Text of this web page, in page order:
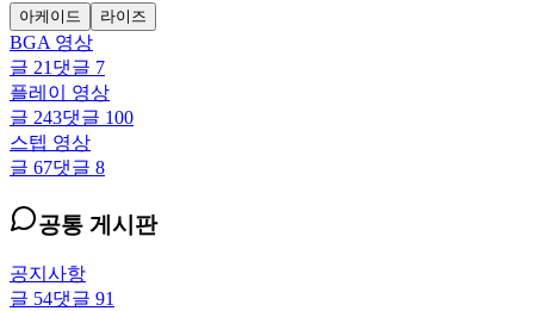
아케이드 라이즈
BGA 영상
글 21 댓글 7
플레이 영상
글 243댓글 100
스텝 영상
글 67댓글 8
공통 게시판
공지사항
글 54댓글 91